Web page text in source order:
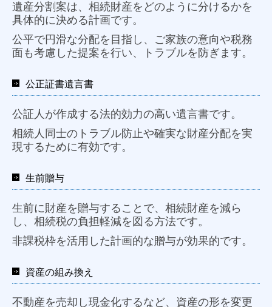
遺産分割案は、相続財産をどのように分けるかを
具体的に決める計画です。
公平で円滑な分配を目指し、ご家族の意向や税務
面も考慮した提案を行い、トラブルを防ぎます。
公正証書遺言書
公証人が作成する法的効力の高い遺言書です。
相続人同士のトラブル防止や確実な財産分配を実
現するために有効です。
生前贈与
生前に財産を贈与することで、相続財産を減ら
し、相続税の負担軽減を図る方法です。
非課税枠を活用した計画的な贈与が効果的です。
資産の組み換え
不動産を売却し現金化するなど、資産の形を変更